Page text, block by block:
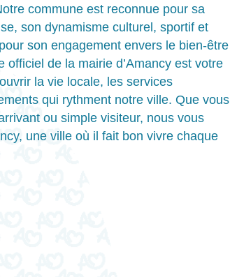
commune est reconnue pour sa
son dynamisme culturel, sportif et
son engagement envers le bien-être
officiel de la mairie d’Amancy est votre
la vie locale, les services
qui rythment notre ville. Que vous
ou simple visiteur, nous vous
une ville où il fait bon vivre chaque